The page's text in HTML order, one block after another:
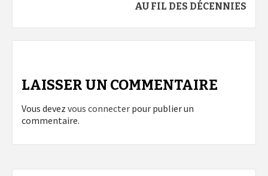
AU FIL DES DÉCENNIES
LAISSER UN COMMENTAIRE
Vous devez vous connecter pour publier un
commentaire.